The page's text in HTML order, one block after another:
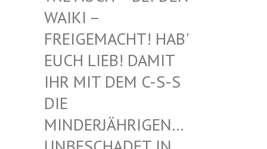
IKI – FR
EIGEMACHT! HAB' EU
CH LIEB! DAMIT IH
R MIT DEM C-S-S DI
E MI
NDERJÄHRIGEN… UN